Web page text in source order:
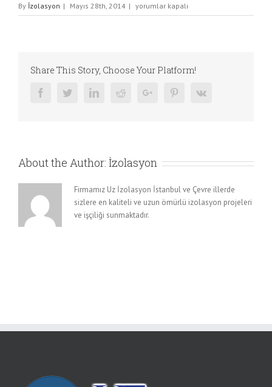
By İzolasyon | Mayıs 28th, 2014 | Hand
With
yorumlar kapalı
Share This Story, Choose Your Platform!
FacebookTwitterLinkedinRedditGoogle+ PinterestVk
About the Author: İzolasyon
Firmamız Uz İzolasyon İstanbul ve Çevre illerde
sizlere en kaliteli ve uzun ömürlü izolasyon projeleri
ve işçiliği sunmaktadır.